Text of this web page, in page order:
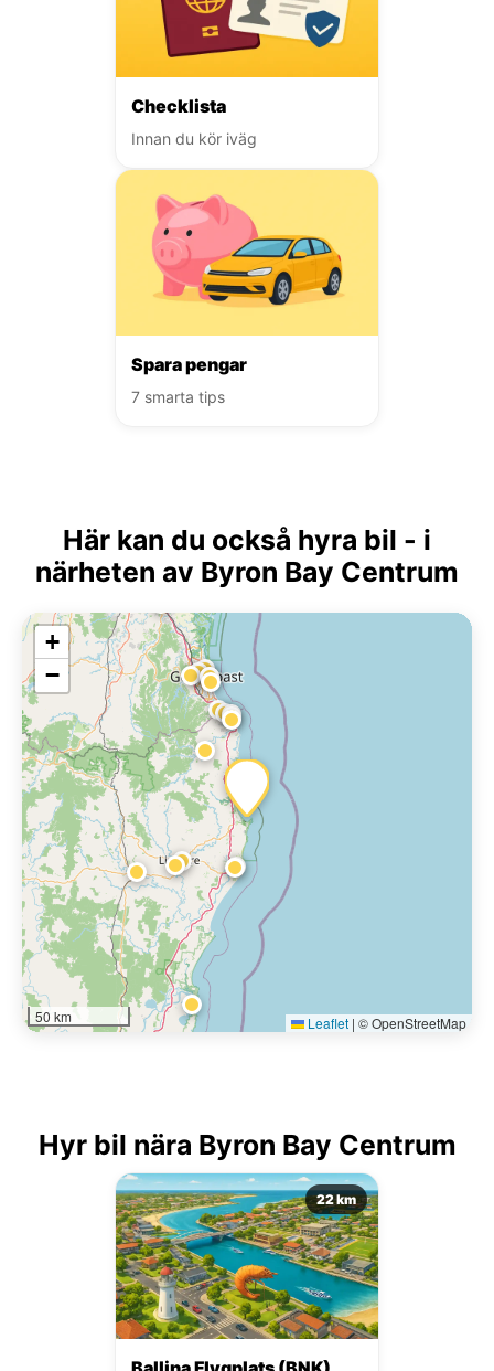
Checklista
Innan du kör iväg
Spara pengar
7 smarta tips
Här kan du också hyra bil - i
närheten av Byron Bay Centrum
+
−
50 km Leaflet | © OpenStreetMap
Hyr bil nära Byron Bay Centrum
22 km